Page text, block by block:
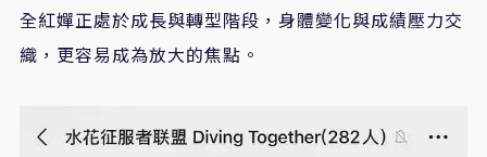
全紅嬋正處於成長與轉型階段，身體變化與成績壓力交
織，更容易成為放大的焦點。